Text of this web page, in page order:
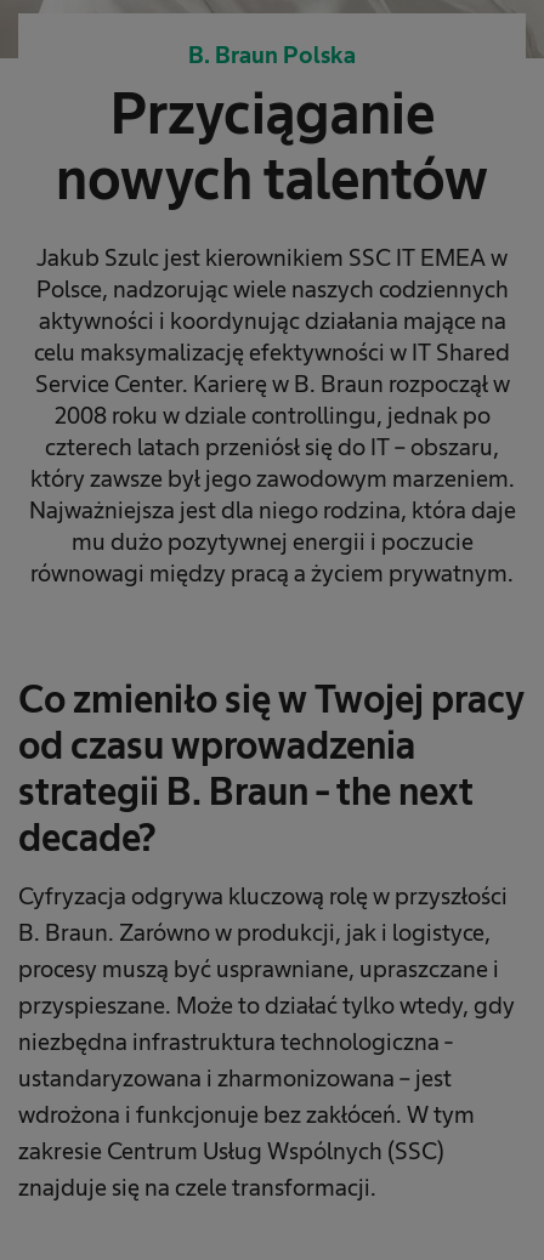
B. Braun Polska
Przyciąganie
nowych talentów
Jakub Szulc jest kierownikiem SSC IT EMEA w
Polsce, nadzorując wiele naszych codziennych
aktywności i koordynując działania mające na
celu maksymalizację efektywności w IT Shared
Service Center. Karierę w B. Braun rozpoczął w
2008 roku w dziale controllingu, jednak po
czterech latach przeniósł się do IT – obszaru,
który zawsze był jego zawodowym marzeniem.
Najważniejsza jest dla niego rodzina, która daje
mu dużo pozytywnej energii i poczucie
równowagi między pracą a życiem prywatnym.
Co zmieniło się w Twojej pracy
od czasu wprowadzenia
strategii B. Braun - the next
decade?
Cyfryzacja odgrywa kluczową rolę w przyszłości
B. Braun. Zarówno w produkcji, jak i logistyce,
procesy muszą być usprawniane, upraszczane i
przyspieszane. Może to działać tylko wtedy, gdy
niezbędna infrastruktura technologiczna -
ustandaryzowana i zharmonizowana – jest
wdrożona i funkcjonuje bez zakłóceń. W tym
zakresie Centrum Usług Wspólnych (SSC)
znajduje się na czele transformacji.